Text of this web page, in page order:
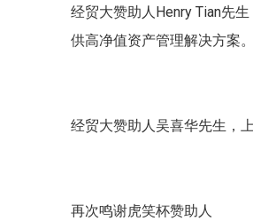
经贸大赞助人Henry Tian先生
供高净值资产管理解决方案。
经贸大赞助人吴喜华先生，
再次鸣谢虎笑杯赞助人